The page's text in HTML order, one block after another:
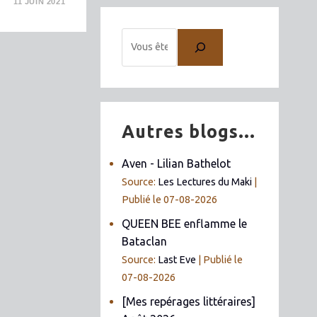
Autres blogs...
Aven - Lilian Bathelot
Source: Les Lectures du Maki
Publié le 07-08-2026
QUEEN BEE enflamme le
Bataclan
Source: Last Eve
Publié le
07-08-2026
[Mes repérages littéraires]